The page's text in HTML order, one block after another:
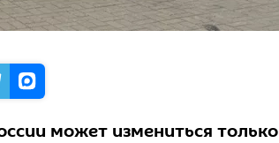
может измениться только